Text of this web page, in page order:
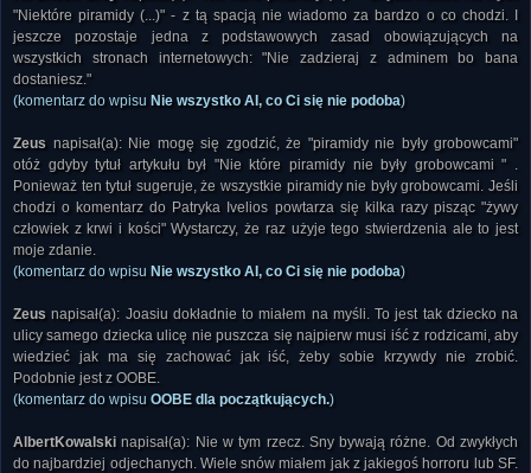
"Niektóre piramidy (...)" - z tą spacją nie wiadomo za bardzo o co chodzi. I
jeszcze pozostaje jedna z podstawowych zasad obowiązujących na
wszystkich stronach internetowych: "Nie zadzieraj z adminem bo bana
dostaniesz."
(komentarz do wpisu Nie wszystko AI, co Ci się nie podoba)
Zeus napisał(a): Nie mogę się zgodzić, że "piramidy nie były grobowcami"
otóż gdyby tytuł artykułu był "Nie które piramidy nie były grobowcami " .
Ponieważ ten tytuł sugeruje, że wszystkie piramidy nie były grobowcami. Jeśli
chodzi o komentarz do Patryka Ivelios powtarza się kilka razy pisząc "żywy
człowiek z krwi i kości" Wystarczy, że raz użyje tego stwierdzenia ale to jest
moje zdanie.
(komentarz do wpisu Nie wszystko AI, co Ci się nie podoba)
Zeus napisał(a): Joasiu dokładnie to miałem na myśli. To jest tak dziecko na
ulicy samego dziecka ulicę nie puszcza się najpierw musi iść z rodzicami, aby
wiedzieć jak ma się zachować jak iść, żeby sobie krzywdy nie zrobić.
Podobnie jest z OOBE.
(komentarz do wpisu OOBE dla początkujących.)
AlbertKowalski napisał(a): Nie w tym rzecz. Sny bywają różne. Od zwykłych
do najbardziej odjechanych. Wiele snów miałem jak z jakiegoś horroru lub SF.